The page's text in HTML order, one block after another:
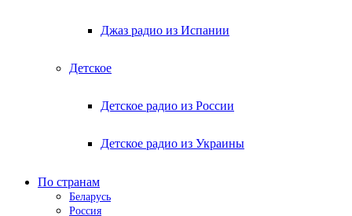
Джаз радио из Испании
Детское
Детское радио из России
Детское радио из Украины
По странам
Беларусь
Россия